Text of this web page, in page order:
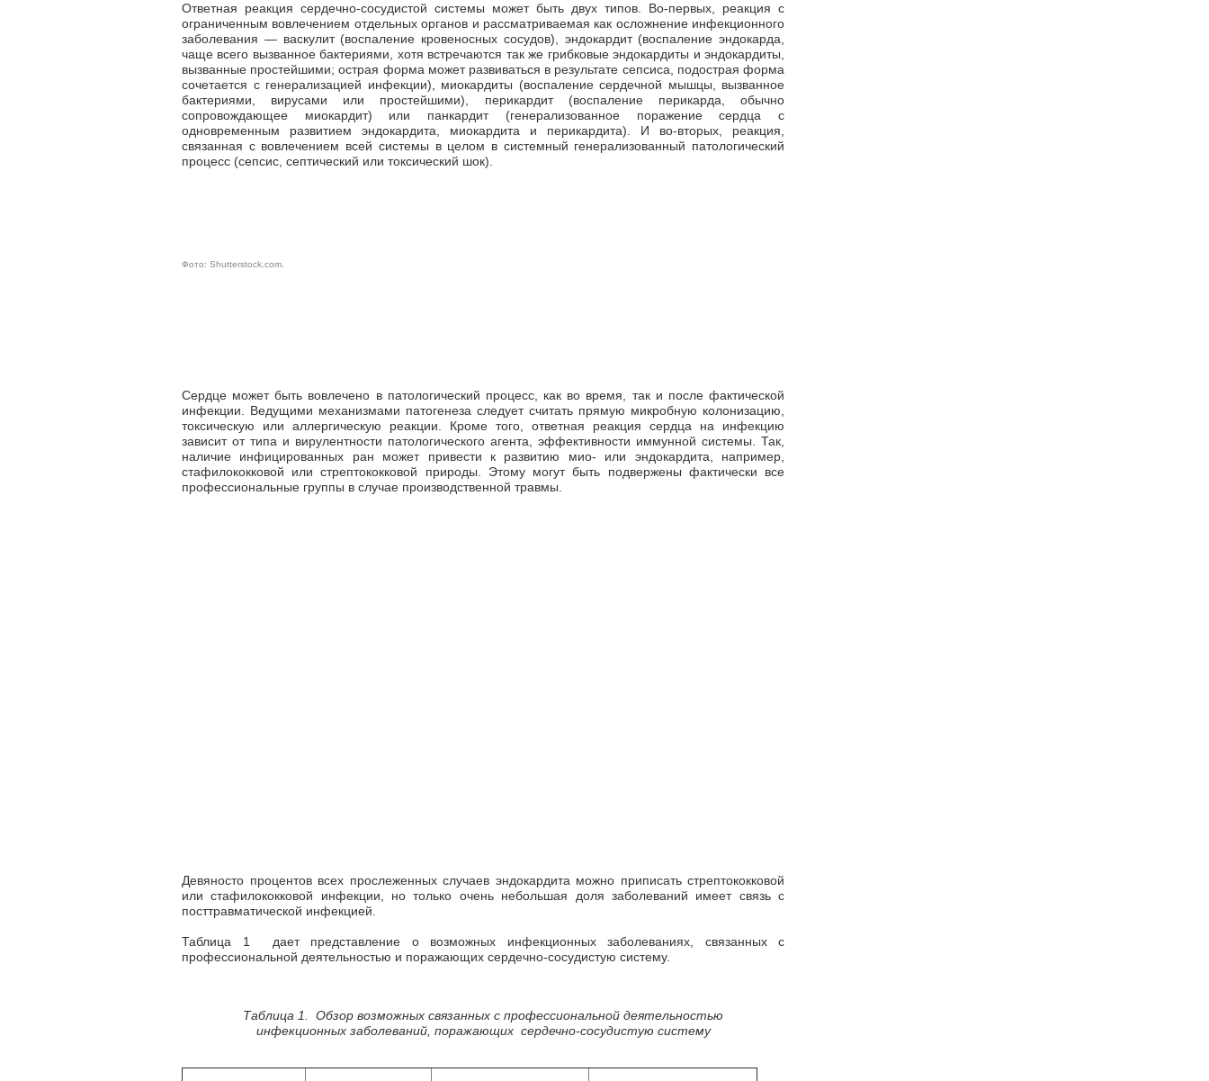
Ответная реакция сердечно-сосудистой системы может быть двух типов. Во-первых, реакция с
ограниченным вовлечением отдельных органов и рассматриваемая как осложнение инфекционного
заболевания — васкулит (воспаление кровеносных сосудов), эндокардит (воспаление эндокарда,
чаще всего вызванное бактериями, хотя встречаются так же грибковые эндокардиты и эндокардиты,
вызванные простейшими; острая форма может развиваться в результате сепсиса, подострая форма
сочетается с генерализацией инфекции), миокардиты (воспаление сердечной мышцы, вызванное
бактериями, вирусами или простейшими), перикардит (воспаление перикарда, обычно
сопровождающее миокардит) или панкардит (генерализованное поражение сердца с
одновременным развитием эндокардита, миокардита и перикардита). И во-вторых, реакция,
связанная с вовлечением всей системы в целом в системный генерализованный патологический
процесс (сепсис, септический или токсический шок).
Фото: Shutterstock.com.
Сердце может быть вовлечено в патологический процесс, как во время, так и после фактической
инфекции. Ведущими механизмами патогенеза следует считать прямую микробную колонизацию,
токсическую или аллергическую реакции. Кроме того, ответная реакция сердца на инфекцию
зависит от типа и вирулентности патологического агента, эффективности иммунной системы. Так,
наличие инфицированных ран может привести к развитию мио- или эндокардита, например,
стафилококковой или стрептококковой природы. Этому могут быть подвержены фактически все
профессиональные группы в случае производственной травмы.
Девяносто процентов всех прослеженных случаев эндокардита можно приписать стрептококковой
или стафилококковой инфекции, но только очень небольшая доля заболеваний имеет связь с
посттравматической инфекцией.
Таблица 1 дает представление о возможных инфекционных заболеваниях, связанных с
профессиональной деятельностью и поражающих сердечно-сосудистую систему.
Таблица 1. Обзор возможных связанных с профессиональной деятельностью
инфекционных заболеваний, поражающих сердечно-сосудистую систему